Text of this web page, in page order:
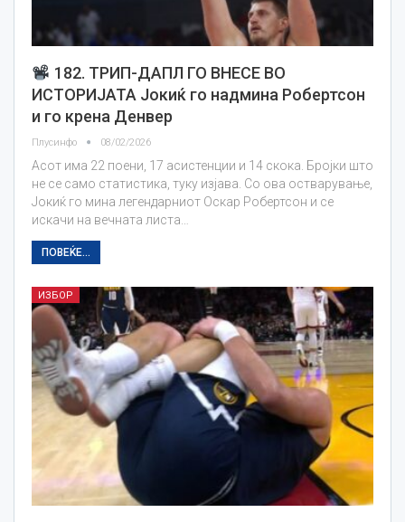
182. ТРИП-ДАПЛ ГО ВНЕСЕ ВО
ИСТОРИЈАТА Јокиќ го надмина Робертсон
и го крена Денвер
Плусинфо 08/02/2026
Асот има 22 поени, 17 асистенции и 14 скока. Бројки што
не се само статистика, туку изјава. Со ова остварување,
Јокиќ го мина легендарниот Оскар Робертсон и се
искачи на вечната листа…
ПОВЕЌЕ...
ИЗБОР